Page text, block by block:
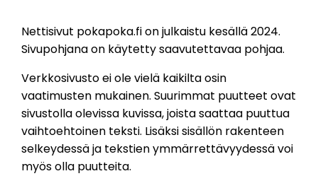
Nettisivut pokapoka.fi on julkaistu kesällä 2024.
Sivupohjana on käytetty saavutettavaa pohjaa.
Verkkosivusto ei ole vielä kaikilta osin
vaatimusten mukainen. Suurimmat puutteet ovat
sivustolla olevissa kuvissa, joista saattaa puuttua
vaihtoehtoinen teksti. Lisäksi sisällön rakenteen
selkeydessä ja tekstien ymmärrettävyydessä voi
myös olla puutteita.